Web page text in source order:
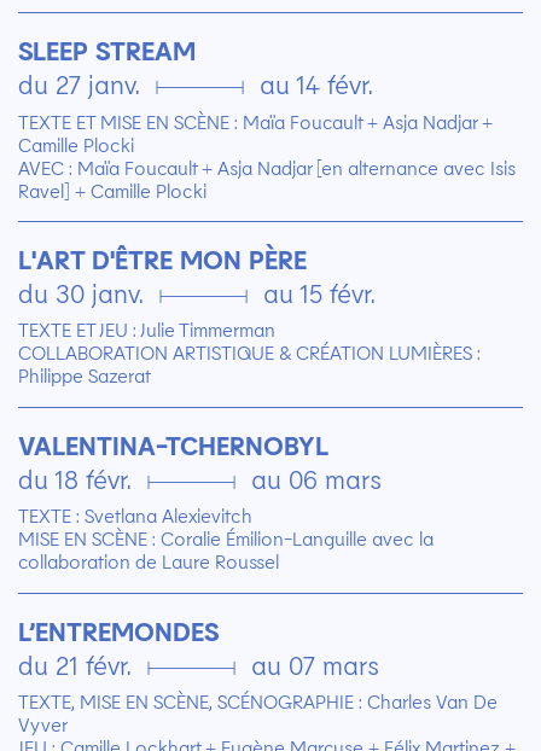
SLEEP STREAM
du 27 janv. ▄ au 14 févr.
TEXTE ET MISE EN SCÈNE : Maïa Foucault + Asja Nadjar +
Camille Plocki
AVEC : Maïa Foucault + Asja Nadjar [en alternance avec Isis
Ravel] + Camille Plocki
L'ART D'ÊTRE MON PÈRE
du 30 janv. ▄ au 15 févr.
TEXTE ET JEU : Julie Timmerman
COLLABORATION ARTISTIQUE & CRÉATION LUMIÈRES :
Philippe Sazerat
VALENTINA-TCHERNOBYL
du 18 févr. ▄ au 06 mars
TEXTE : Svetlana Alexievitch
MISE EN SCÈNE : Coralie Émilion-Languille avec la
collaboration de Laure Roussel
L’ENTREMONDES
du 21 févr. ▄ au 07 mars
TEXTE, MISE EN SCÈNE, SCÉNOGRAPHIE : Charles Van De
Vyver